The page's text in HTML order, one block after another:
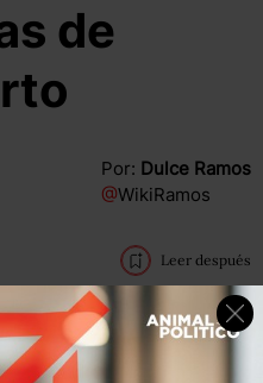
de
Por: Dulce Ramos
@WikiRamos
Leer después